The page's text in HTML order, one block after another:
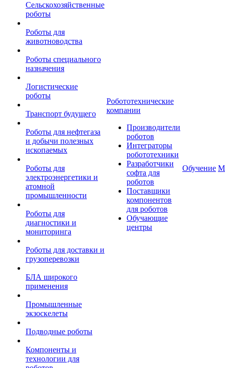
Сельскохозяйственные
роботы
Роботы для
животноводства
Роботы специального
назначения
Логистические
роботы
Транспорт будущего
Роботы для нефтегаза
и добычи полезных
ископаемых
Роботы для
электроэнергетики и
атомной
промышленности
Роботы для
диагностики и
мониторинга
Роботы для доставки и
грузоперевозки
БЛА широкого
применения
Промышленные
экзоскелеты
Подводные роботы
Компоненты и
технологии для
Робототехнические
компании
Производители
роботов
Интеграторы
робототехники
Разработчики
софта для
роботов
Поставщики
компонентов
для роботов
Обучающие
центры
Обучение